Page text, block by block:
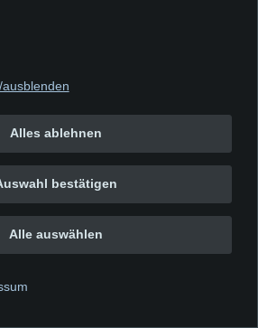
zu uns
Alles ablehnen
bestätigen
Alle auswählen